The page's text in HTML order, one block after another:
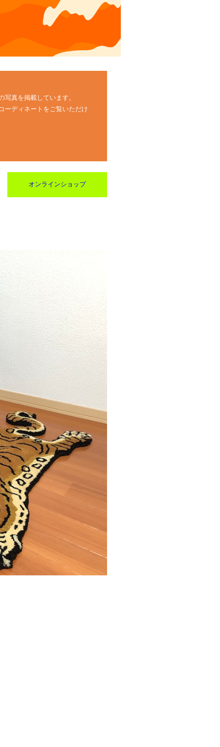
真を掲載しています。
ーディネートをご覧いただけ
オンラインショップ